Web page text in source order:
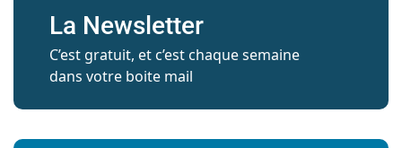
La Newsletter
C’est gratuit, et c’est chaque semaine
dans votre boite mail